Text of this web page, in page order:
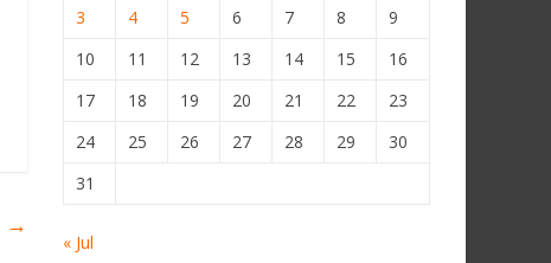
→
3
4 5 6 7 8
9
10
11 12 13 14 15
16
17
18 19 20 21 22
23
24
25 26 27 28 29
30
31
« Jul